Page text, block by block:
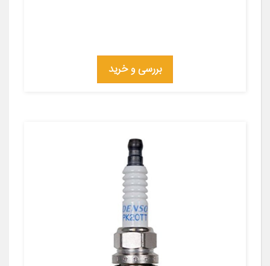
بررسی و خرید